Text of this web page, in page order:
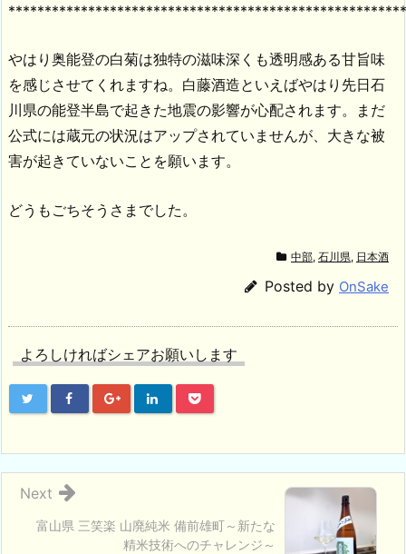
やはり奥能登の白菊は独特の滋味深くも透明感ある甘旨味
を感じさせてくれますね。白藤酒造といえばやはり先日石
川県の能登半島で起きた地震の影響が心配されます。まだ
公式には蔵元の状況はアップされていませんが、大きな被
害が起きていないことを願います。
どうもごちそうさまでした。
中部, 石川県, 日本酒
Posted by OnSake
よろしければシェアお願いします
富山県 三笑楽 山廃純米 備前雄町～新たな
精米技術へのチャレンジ～
Next